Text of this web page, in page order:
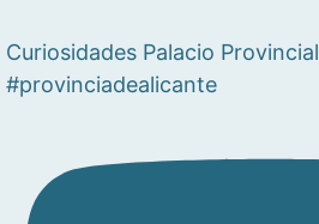
Curiosidades Palacio Provincial
#provinciadealicante